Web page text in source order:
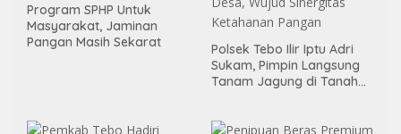
Program SPHP Untuk
Masyarakat, Jaminan
Pangan Masih Sekarat
Polsek Tebo Ilir Iptu Adri
Sukam, Pimpin Langsung
Tanam Jagung di Tanah